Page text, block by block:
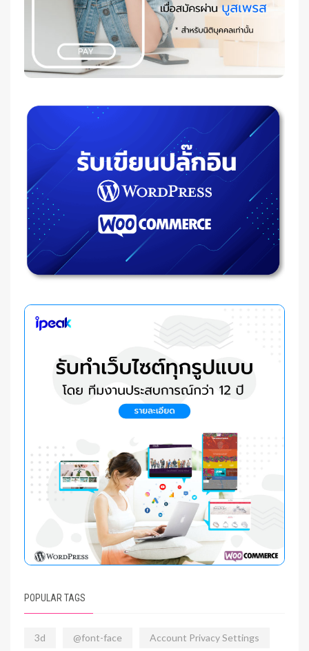
POPULAR TAGS
3d @font-face Account Privacy Settings